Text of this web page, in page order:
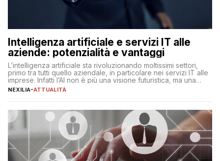
Intelligenza artificiale e servizi IT alle
aziende: potenzialità e vantaggi
L’intelligenza artificiale sta rivoluzionando moltissimi settori,
primo tra tutti quello aziendale, in particolare nei servizi IT alle
imprese. Infatti l’AI non è più una visione futuristica, ma una
realtà operativa che sta portando a un cambio significativo in
operazioni, bensì comporta […]
NEXILIA-ATTUALITÀ